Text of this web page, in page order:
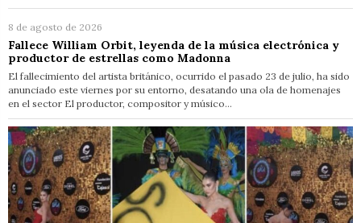
8 de agosto de 2026
Fallece William Orbit, leyenda de la música electrónica y
productor de estrellas como Madonna
El fallecimiento del artista británico, ocurrido el pasado 23 de julio, ha sido
anunciado este viernes por su entorno, desatando una ola de homenajes
en el sector El productor, compositor y músico…